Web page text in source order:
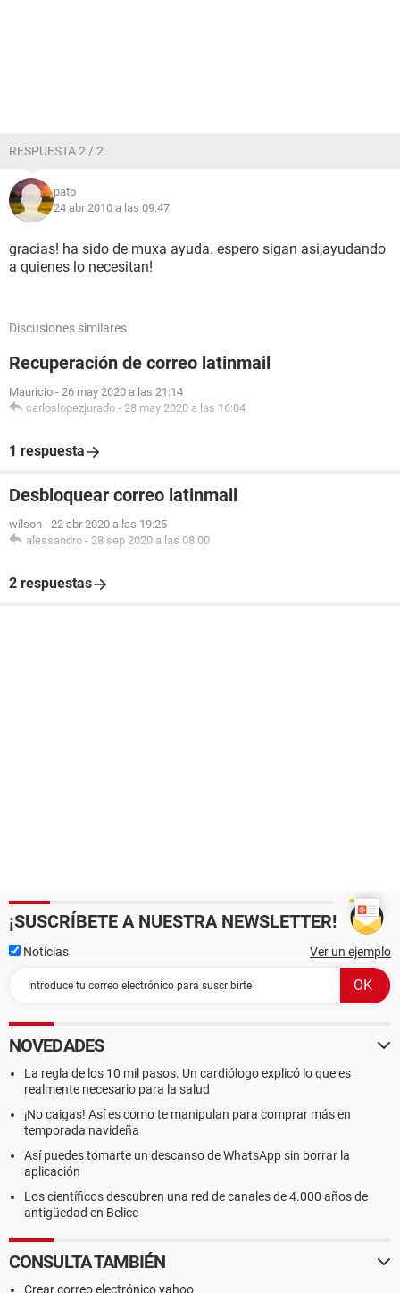
RESPUESTA 2 / 2
pato
24 abr 2010 a las 09:47
gracias! ha sido de muxa ayuda. espero sigan asi,ayudando
a quienes lo necesitan!
Discusiones similares
Recuperación de correo latinmail
Mauricio - 26 may 2020 a las 21:14
carloslopezjurado - 28 may 2020 a las 16:04
1 respuesta
Desbloquear correo latinmail
wilson - 22 abr 2020 a las 19:25
alessandro - 28 sep 2020 a las 08:00
2 respuestas
¡SUSCRÍBETE A NUESTRA NEWSLETTER!
Noticias Ver un ejemplo
NOVEDADES
La regla de los 10 mil pasos. Un cardiólogo explicó lo que es
realmente necesario para la salud
¡No caigas! Así es como te manipulan para comprar más en
temporada navideña
Así puedes tomarte un descanso de WhatsApp sin borrar la
aplicación
Los científicos descubren una red de canales de 4.000 años de
antigüedad en Belice
CONSULTA TAMBIÉN
Crear correo electrónico yahoo